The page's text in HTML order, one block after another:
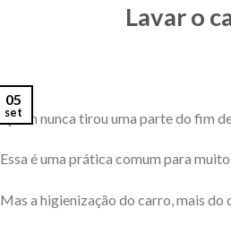
Lavar o
05
set
Quem nunca tirou uma parte do fim
Essa é uma prática comum para
Mas a higienização do carro, mais do